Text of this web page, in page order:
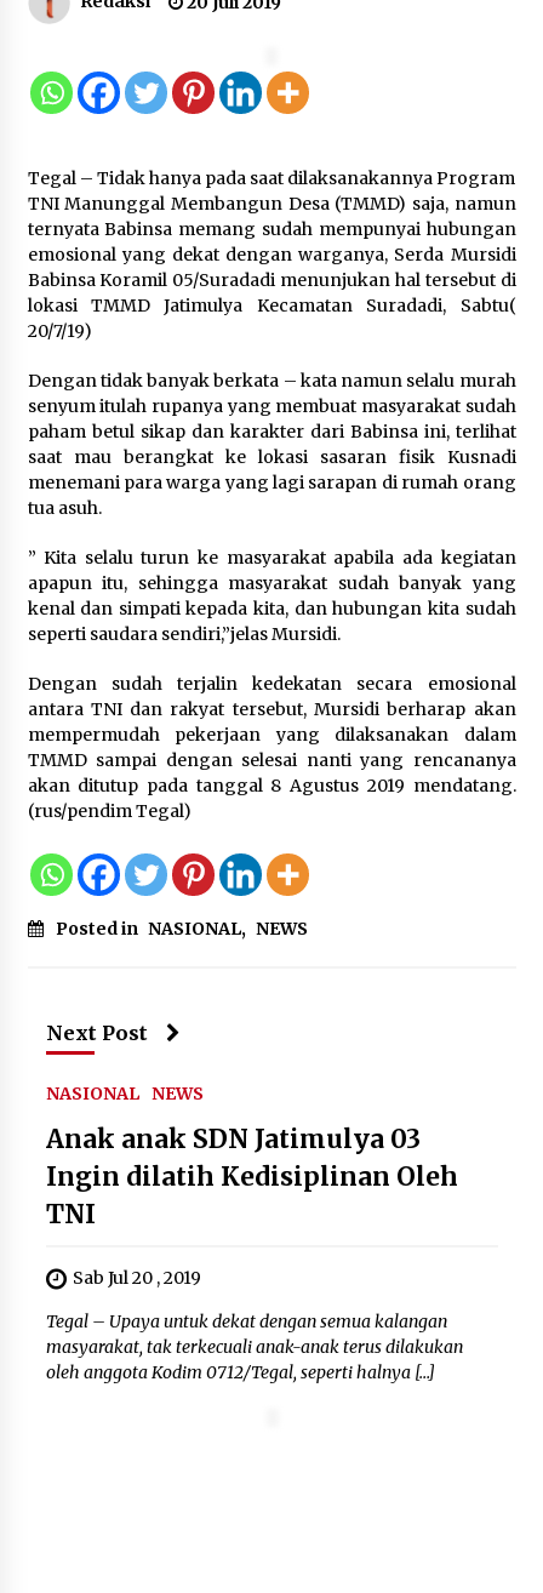
dengan Nuansa Kebersamaan
7 Agustus 2026
Pemanfaatan Limbah Galon Bekas,
Lapas Banjar Tanam 200 Pohon
Cabai Dukung Program Ketahanan
Pangan
7 Agustus 2026
Tagihan Air Tanpa Pemakaian,
Terungkap Ada Transisi Panjang
Pengelolaan , Perumdam TKR
Didesak Transparan
7 Agustus 2026
Sarana PAUD Diperkuat, Tangsel
Dorong Angka Partisipasi Sekolah
Terus Meningkat
7 Agustus 2026
KKM Universitas Bina Bangsa
Kelompok 83 Laksanakan
Pendampingan Pembuatan Spanduk
Sebagai Upaya Memperkuat
6 Agustus 2026
Jaga Kebugaran Petugas, Lapas
Kelas I Tangerang Gelar Cek
Kemenkum Malut Dorong
Digital, Sosialisasikan Pencatatan
Gratis dan Penguatan Royalti
Dikunjungi PWI, Wawan Fauzi: Peran
hingga Fatal
6 Agustus 2026
Tegal – Tidak hanya pada saat dilaksanakannya Program
TNI Manunggal Membangun Desa (TMMD) saja, namun
ternyata Babinsa memang sudah mempunyai hubungan
emosional yang dekat dengan warganya, Serda Mursidi
Babinsa Koramil 05/Suradadi menunjukan hal tersebut di
lokasi TMMD Jatimulya Kecamatan Suradadi, Sabtu(
20/7/19)
Dengan tidak banyak berkata – kata namun selalu murah
senyum itulah rupanya yang membuat masyarakat sudah
paham betul sikap dan karakter dari Babinsa ini, terlihat
saat mau berangkat ke lokasi sasaran fisik Kusnadi
menemani para warga yang lagi sarapan di rumah orang
tua asuh.
” Kita selalu turun ke masyarakat apabila ada kegiatan
apapun itu, sehingga masyarakat sudah banyak yang
kenal dan simpati kepada kita, dan hubungan kita sudah
seperti saudara sendiri,”jelas Mursidi.
Dengan sudah terjalin kedekatan secara emosional
antara TNI dan rakyat tersebut, Mursidi berharap akan
mempermudah pekerjaan yang dilaksanakan dalam
TMMD sampai dengan selesai nanti yang rencananya
akan ditutup pada tanggal 8 Agustus 2019 mendatang.
(rus/pendim Tegal)
Posted in NASIONAL, NEWS
Next Post
NASIONAL NEWS
Anak anak SDN Jatimulya 03
Ingin dilatih Kedisiplinan Oleh
TNI
Sab Jul 20 , 2019
Tegal – Upaya untuk dekat dengan semua kalangan
masyarakat, tak terkecuali anak-anak terus dilakukan
oleh anggota Kodim 0712/Tegal, seperti halnya […]